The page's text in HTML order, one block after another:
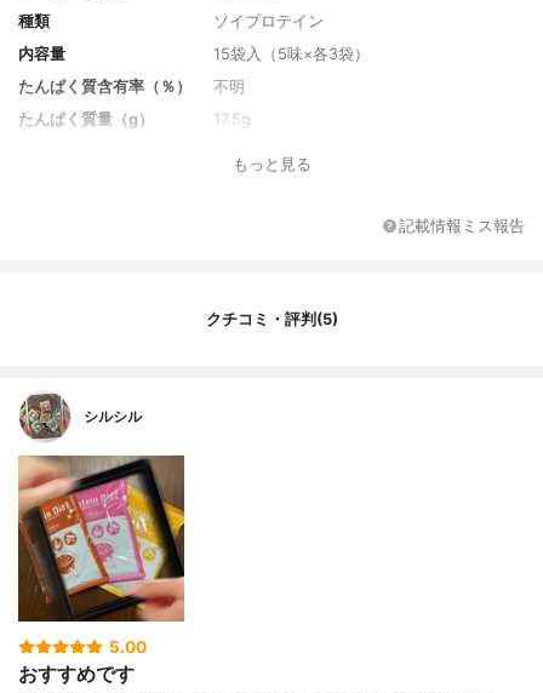
種類
ソイプロテイン
内容量
15袋入（5味×各3袋）
たんぱく質含有率（％）
不明
たんぱく質量（g）
17.5g
336円
原産国
特徴
もっと見る
記載情報ミス報告
クチコミ・評判(5)
シルシル
5.00
おすすめです